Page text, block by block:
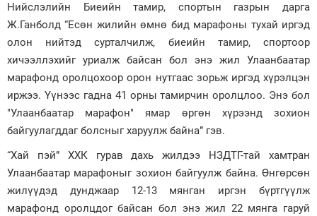
Нийслэлийн Биеийн тамир, спортын газрын дарга
Ж.Ганболд “Есөн жилийн өмнө бид марафоны тухай иргэд
олон нийтэд сурталчилж, биеийн тамир, спортоор
хичээллэхийг уриалж байсан бол энэ жил Улаанбаатар
марафонд оролцохоор орон нутгаас зорьж иргэд хүрэлцэн
иржээ. Үүнээс гадна 41 орны тамирчин оролцлоо. Энэ бол
"Улаанбаатар марафон" ямар өргөн хүрээнд зохион
байгуулагддаг болсныг харуулж байна” гэв.
“Хай пэй” ХХК гурав дахь жилдээ НЗДТГ-тай хамтран
Улаанбаатар марафоныг зохион байгуулж байна. Өнгөрсөн
жилүүдэд дунджаар 12-13 мянган иргэн бүртгүүлж
марафонд оролцдог байсан бол энэ жил 22 мянга гаруй